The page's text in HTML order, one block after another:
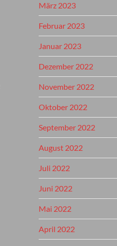
März 2023
Februar 2023
Januar 2023
Dezember 2022
November 2022
Oktober 2022
September 2022
August 2022
Juli 2022
Juni 2022
Mai 2022
April 2022